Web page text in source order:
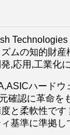
ムの知的財
,応用,工業化
ハード
確認に革命
と柔軟性で
基準に準拠し